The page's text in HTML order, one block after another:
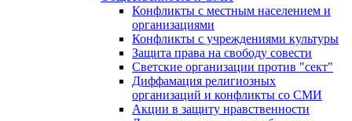
Конфликты с местным населением и
организациями
Конфликты с учреждениями культуры
Защита права на свободу совести
Светские организации против "сект"
Диффамация религиозных
организаций и конфликты со СМИ
Акции в защиту нравственности